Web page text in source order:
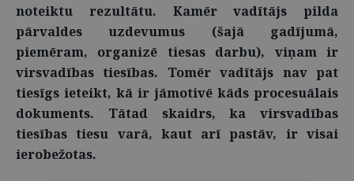
noteiktu rezultātu. Kamēr vadītājs pilda
pārvaldes uzdevumus (šajā gadījumā,
piemēram, organizē tiesas darbu), viņam ir
virsvadības tiesības. Tomēr vadītājs nav pat
tiesīgs ieteikt, kā ir jāmotivē kāds procesuālais
dokuments. Tātad skaidrs, ka virsvadības
tiesības tiesu varā, kaut arī pastāv, ir visai
ierobežotas.